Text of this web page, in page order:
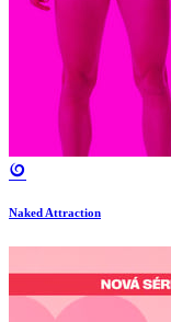
Naked Attraction